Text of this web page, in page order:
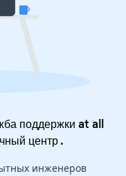
поддержки at all
центр.
инженеров